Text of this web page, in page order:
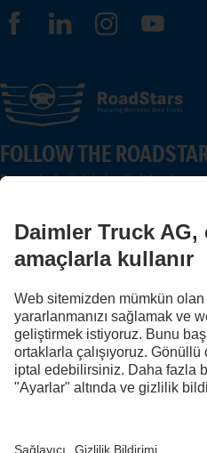
FOLLOW THE
Deneyimlerinizi şimdi diğer
Haydi katılın
Sağlayıcı
Veri koruması
Veri koruması yol yardım